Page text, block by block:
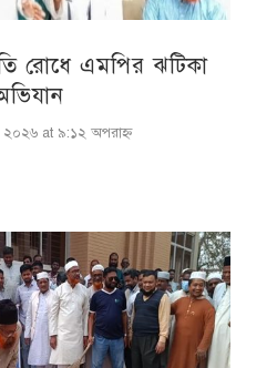
রোধে এমপির ঝটিকা
২০২৬ at ৯:১২ অপরাহ্ণ